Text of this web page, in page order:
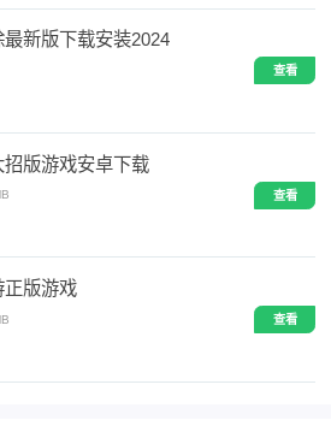
新版下载安装2024
查看
招版游戏安卓下载
查看
正版游戏
查看